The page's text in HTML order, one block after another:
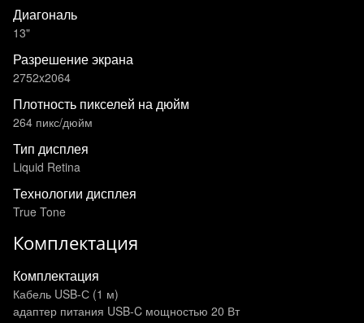
Диагональ
13"
Разрешение экрана
2752x2064
Плотность пикселей на дюйм
264 пикс/дюйм
Тип дисплея
Liquid Retina
Технологии дисплея
True Tone
Комплектация
Комплектация
Кабель USB-С (1 м)
адаптер питания USB‑C мощностью 20 Вт